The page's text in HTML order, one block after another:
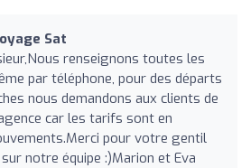
Sat
renseignons toutes les
par téléphone, pour des départs
nous demandons aux clients de
car les tarifs sont en
pour votre gentil
notre équipe :)Marion et Eva